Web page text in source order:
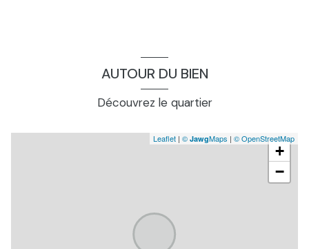
AUTOUR DU BIEN
Découvrez le quartier
+
−
Leaflet | © JawgMaps | © OpenStreetMap